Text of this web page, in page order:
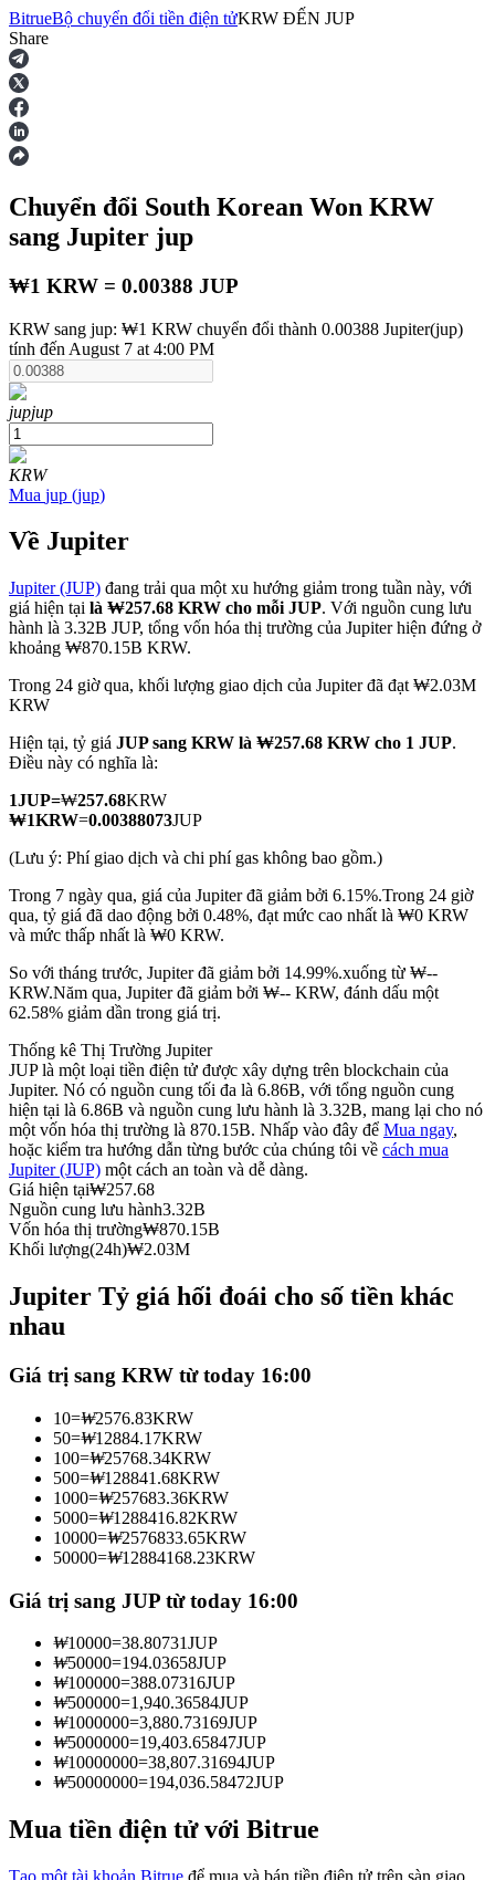
Hợp đồng tương lai
USDT Futures
Futures sử dụng USDT làm tài sản thế chấp
COIN-M Futures
Futures sử dụng token làm tài sản thế chấp
Phái sinh cổ phiếu, ngoại hối, kim loại quý và hàng hóa
USDC Futures vĩnh cửu
Futures sử dụng USDC làm tài sản thế chấp
Sao chép Giao dịch
Trở thành Nhà giao dịch Sao chép
Tận hưởng chia sẻ lợi nhuận và hoa hồng giao dịch sao chép
Thông tin
BitrueBộ chuyển đổi tiền điện tửKRW ĐẾN JUP
Share
Chuyển đổi South Korean Won KRW
sang Jupiter jup
₩1 KRW = 0.00388 JUP
KRW sang jup: ₩1 KRW chuyển đổi thành 0.00388 Jupiter(jup)
tính đến August 7 at 4:00 PM
jupjup
KRW
Mua jup (jup)
Về Jupiter
Jupiter (JUP) đang trải qua một xu hướng giảm trong tuần này, với
giá hiện tại là ₩257.68 KRW cho mỗi JUP. Với nguồn cung lưu
hành là 3.32B JUP, tổng vốn hóa thị trường của Jupiter hiện đứng ở
khoảng ₩870.15B KRW.
Trong 24 giờ qua, khối lượng giao dịch của Jupiter đã đạt ₩2.03M
KRW
Hiện tại, tỷ giá JUP sang KRW là ₩257.68 KRW cho 1 JUP.
Điều này có nghĩa là:
1JUP=₩257.68KRW
₩1KRW=0.00388073JUP
(Lưu ý: Phí giao dịch và chi phí gas không bao gồm.)
Trong 7 ngày qua, giá của Jupiter đã giảm bởi 6.15%.Trong 24 giờ
qua, tỷ giá đã dao động bởi 0.48%, đạt mức cao nhất là ₩0 KRW
và mức thấp nhất là ₩0 KRW.
So với tháng trước, Jupiter đã giảm bởi 14.99%.xuống từ ₩--
KRW.Năm qua, Jupiter đã giảm bởi ₩-- KRW, đánh dấu một
62.58% giảm dần trong giá trị.
Thống kê Thị Trường Jupiter
JUP là một loại tiền điện tử được xây dựng trên blockchain của
Jupiter. Nó có nguồn cung tối đa là 6.86B, với tổng nguồn cung
hiện tại là 6.86B và nguồn cung lưu hành là 3.32B, mang lại cho nó
một vốn hóa thị trường là 870.15B. Nhấp vào đây để Mua ngay,
hoặc kiểm tra hướng dẫn từng bước của chúng tôi về cách mua
Jupiter (JUP) một cách an toàn và dễ dàng.
Giá hiện tại₩257.68
Nguồn cung lưu hành3.32B
Vốn hóa thị trường₩870.15B
Khối lượng(24h)₩2.03M
Jupiter Tỷ giá hối đoái cho số tiền khác
nhau
Giá trị sang KRW từ today 16:00
10=₩2576.83KRW
50=₩12884.17KRW
100=₩25768.34KRW
500=₩128841.68KRW
1000=₩257683.36KRW
5000=₩1288416.82KRW
10000=₩2576833.65KRW
50000=₩12884168.23KRW
Giá trị sang JUP từ today 16:00
₩10000=38.80731JUP
₩50000=194.03658JUP
₩100000=388.07316JUP
₩500000=1,940.36584JUP
₩1000000=3,880.73169JUP
₩5000000=19,403.65847JUP
₩10000000=38,807.31694JUP
₩50000000=194,036.58472JUP
Mua tiền điện tử với Bitrue